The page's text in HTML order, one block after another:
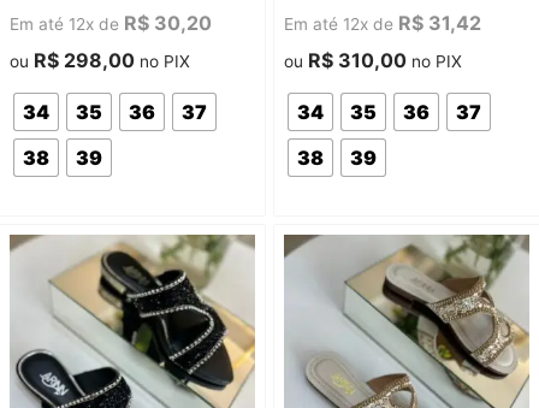
Em até 12x de R$ 30,20
ou R$ 298,00 no PIX
34 35 36
37
38
39
Em até 12x de R$ 31,42
ou R$ 310,00 no PIX
34 35 36
37
38
39